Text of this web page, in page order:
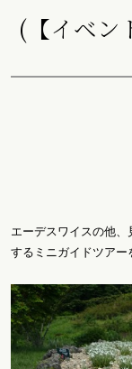
(【イベン
エーデスワイスの他
するミニガイドツアー